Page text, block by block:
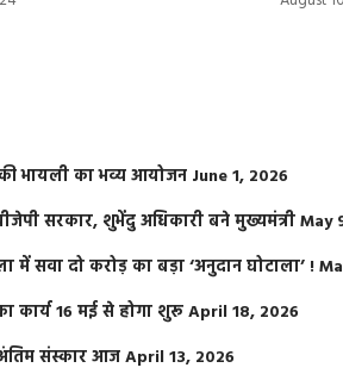
भायली का भव्य आयोजन June 1, 2026
सरकार, शुभेंदु अधिकारी बने मुख्यमंत्रीMay
में सवा दो करोड़ का बड़ा ‘अनुदान घोटाला’ !
कार्य 16 मई से होगा शुरूApril 18, 2026
संस्कार आजApril 13, 2026